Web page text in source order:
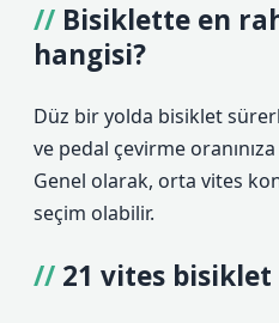
Bisiklette en
hangisi?
Düz bir yolda bisiklet
ve pedal çevirme
Genel olarak, orta vites
seçim olabilir.
21 vites